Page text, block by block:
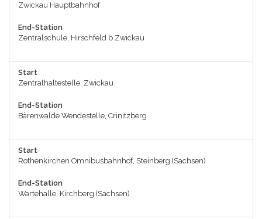
Zwickau Hauptbahnhof
End-Station
Zentralschule, Hirschfeld b Zwickau
Start
Zentralhaltestelle, Zwickau
End-Station
Bärenwalde Wendestelle, Crinitzberg
Start
Rothenkirchen Omnibusbahnhof, Steinberg (Sachsen)
End-Station
Wartehalle, Kirchberg (Sachsen)